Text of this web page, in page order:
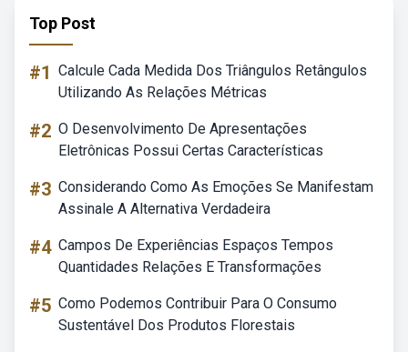
Top Post
#1 Calcule Cada Medida Dos Triângulos Retângulos
Utilizando As Relações Métricas
#2 O Desenvolvimento De Apresentações
Eletrônicas Possui Certas Características
#3 Considerando Como As Emoções Se Manifestam
Assinale A Alternativa Verdadeira
#4 Campos De Experiências Espaços Tempos
Quantidades Relações E Transformações
#5 Como Podemos Contribuir Para O Consumo
Sustentável Dos Produtos Florestais